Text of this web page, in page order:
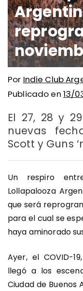
Por Indie Club
Publicado en 13/
El 27, 28 y
nuevas
Scott y Guns
Un respiro
Lollapalooza
que será
para el cual se
haya aminorado
Ayer, el COVID-
llegó a los
Ciudad de Buenos